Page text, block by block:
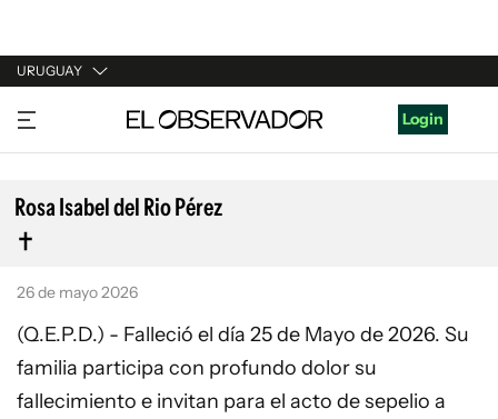
URUGUAY
URUGUAY
ARGENTINA
ESPAÑA
ESTADOS UNIDOS
Login
Rosa Isabel del Rio Pérez
26 de mayo 2026
(Q.E.P.D.) - Falleció el día 25 de Mayo de 2026. Su
familia participa con profundo dolor su
fallecimiento e invitan para el acto de sepelio a